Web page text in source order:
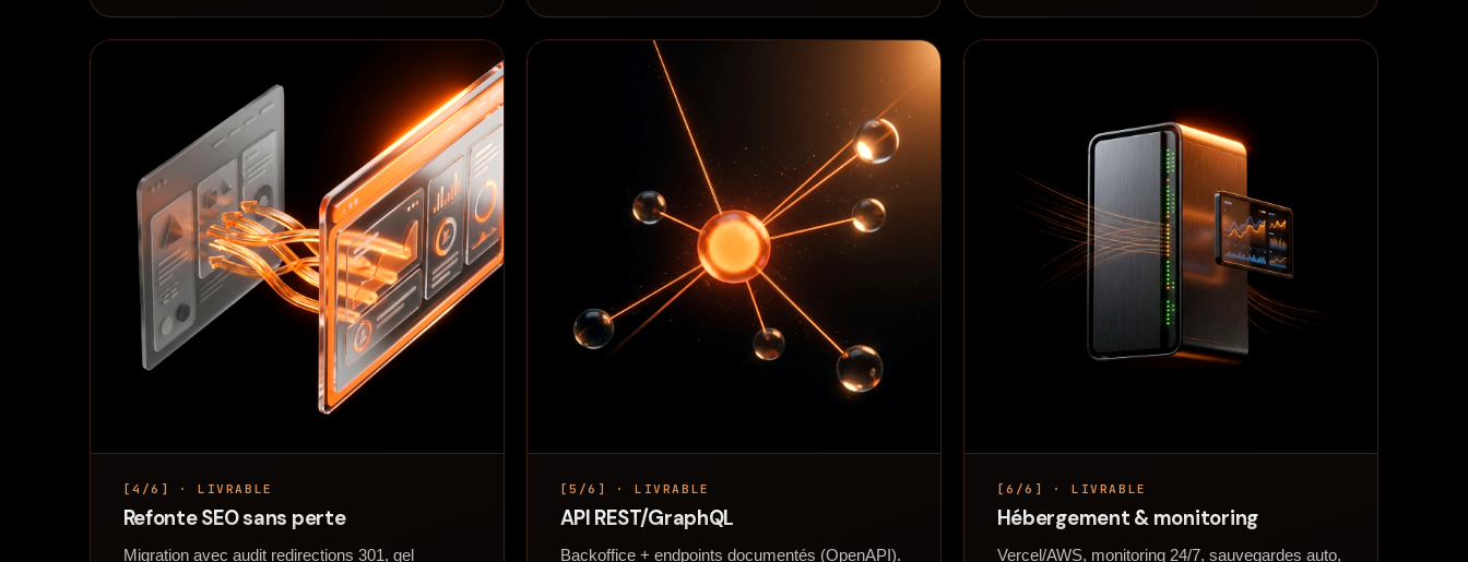
[4/6] · LIVRABLE
Refonte SEO sans perte
Migration avec audit redirections 301, gel
[5/6] · LIVRABLE
API REST/GraphQL
Backoffice + endpoints documentés (OpenAPI).
[6/6] · LIVRABLE
Hébergement & monitoring
Vercel/AWS, monitoring 24/7, sauvegardes auto,